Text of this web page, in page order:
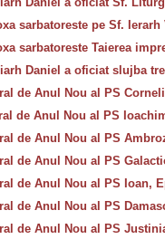
sarbatoreste pe Sf. Ierarh
sarbatoreste Taierea
Daniel a oficiat slujba
de Anul Nou al PS
de Anul Nou al PS
de Anul Nou al PS
de Anul Nou al PS
de Anul Nou al PS Ioan,
de Anul Nou al PS
de Anul Nou al PS